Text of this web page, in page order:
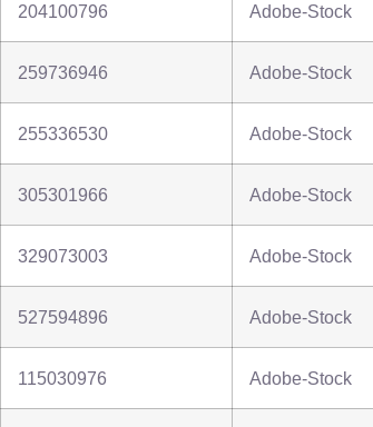
204100796 Adobe-Stock
259736946 Adobe-Stock
255336530 Adobe-Stock
305301966 Adobe-Stock
329073003 Adobe-Stock
527594896 Adobe-Stock
115030976 Adobe-Stock